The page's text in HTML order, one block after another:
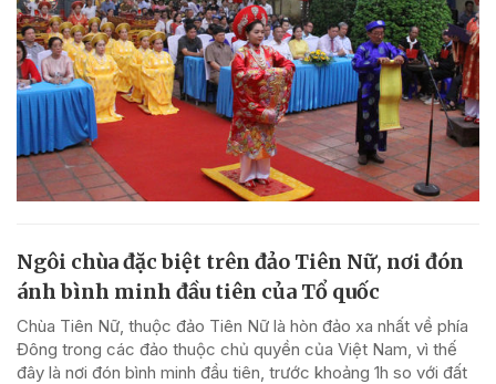
Ngôi chùa đặc biệt trên đảo Tiên Nữ, nơi đón
ánh bình minh đầu tiên của Tổ quốc
Chùa Tiên Nữ, thuộc đảo Tiên Nữ là hòn đảo xa nhất về phía
Đông trong các đảo thuộc chủ quyền của Việt Nam, vì thế
đây là nơi đón bình minh đầu tiên, trước khoảng 1h so với đất